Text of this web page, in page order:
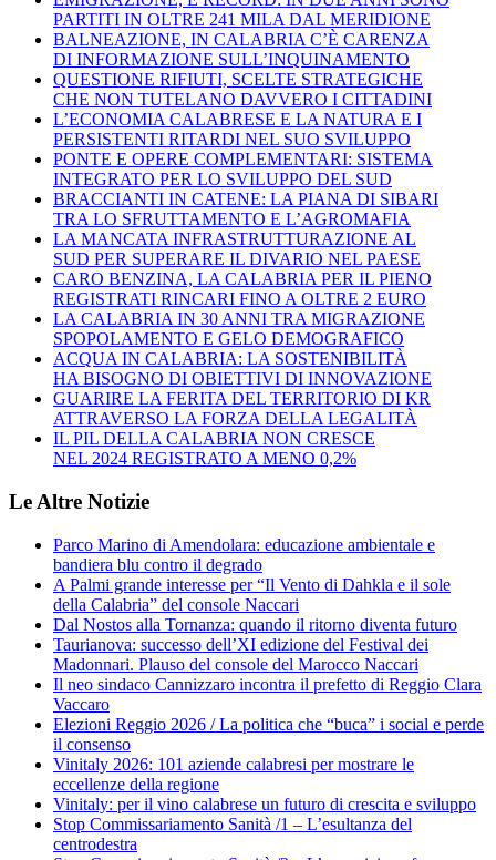
PARTITI IN OLTRE 241 MILA DAL MERIDIONE
BALNEAZIONE, IN CALABRIA C’È CARENZA
DI INFORMAZIONE SULL’INQUINAMENTO
QUESTIONE RIFIUTI, SCELTE STRATEGICHE
CHE NON TUTELANO DAVVERO I CITTADINI
L’ECONOMIA CALABRESE E LA NATURA E I
PERSISTENTI RITARDI NEL SUO SVILUPPO
PONTE E OPERE COMPLEMENTARI: SISTEMA
INTEGRATO PER LO SVILUPPO DEL SUD
BRACCIANTI IN CATENE: LA PIANA DI SIBARI
TRA LO SFRUTTAMENTO E L’AGROMAFIA
LA MANCATA INFRASTRUTTURAZIONE AL
SUD PER SUPERARE IL DIVARIO NEL PAESE
CARO BENZINA, LA CALABRIA PER IL PIENO
REGISTRATI RINCARI FINO A OLTRE 2 EURO
LA CALABRIA IN 30 ANNI TRA MIGRAZIONE
SPOPOLAMENTO E GELO DEMOGRAFICO
ACQUA IN CALABRIA: LA SOSTENIBILITÀ
HA BISOGNO DI OBIETTIVI DI INNOVAZIONE
GUARIRE LA FERITA DEL TERRITORIO DI KR
ATTRAVERSO LA FORZA DELLA LEGALITÀ
IL PIL DELLA CALABRIA NON CRESCE
NEL 2024 REGISTRATO A MENO 0,2%
Le Altre Notizie
Parco Marino di Amendolara: educazione ambientale e
bandiera blu contro il degrado
A Palmi grande interesse per “Il Vento di Dahkla e il sole
della Calabria” del console Naccari
Dal Nostos alla Tornanza: quando il ritorno diventa futuro
Taurianova: successo dell’XI edizione del Festival dei
Madonnari. Plauso del console del Marocco Naccari
Il neo sindaco Cannizzaro incontra il prefetto di Reggio Clara
Vaccaro
Elezioni Reggio 2026 / La politica che “buca” i social e perde
il consenso
Vinitaly 2026: 101 aziende calabresi per mostrare le
eccellenze della regione
Vinitaly: per il vino calabrese un futuro di crescita e sviluppo
Stop Commissariamento Sanità /1 – L’esultanza del
centrodestra